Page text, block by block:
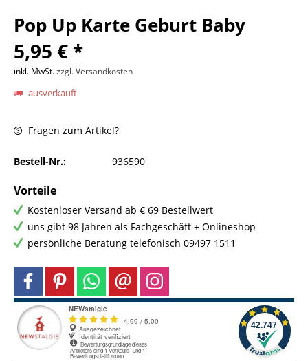
Pop Up Karte Geburt Baby
5,95 € *
inkl. MwSt.zzgl. Versandkosten
ausverkauft
Fragen zum Artikel?
Bestell-Nr.: 936590
Vorteile
Kostenloser Versand ab € 69 Bestellwert
uns gibt 98 Jahren als Fachgeschäft + Onlineshop
persönliche Beratung telefonisch 09497 1511